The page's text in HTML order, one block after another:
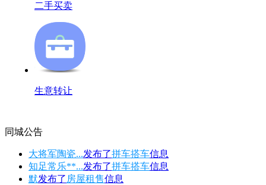
二手买卖
生意转让
同城公告
大将军陶瓷...发布了拼车搭车信息
知足常乐**...发布了拼车搭车信息
默发布了 房屋租售信息